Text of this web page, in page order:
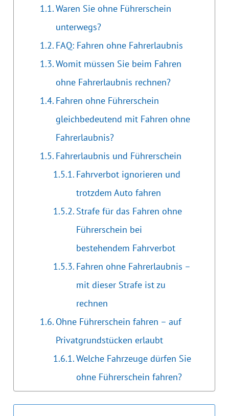
Waren Sie ohne Führerschein
unterwegs?
FAQ: Fahren ohne Fahrerlaubnis
Womit müssen Sie beim Fahren
ohne Fahrerlaubnis rechnen?
Fahren ohne Führerschein
gleichbedeutend mit Fahren ohne
Fahrerlaubnis?
Fahrerlaubnis und Führerschein
Fahrverbot ignorieren und
trotzdem Auto fahren
Strafe für das Fahren ohne
Führerschein bei
bestehendem Fahrverbot
Fahren ohne Fahrerlaubnis –
mit dieser Strafe ist zu
rechnen
Ohne Führerschein fahren – auf
Privatgrundstücken erlaubt
Welche Fahrzeuge dürfen Sie
ohne Führerschein fahren?